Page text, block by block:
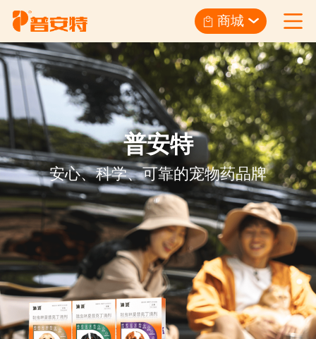
商城
普安特
安心、科学、可靠的宠物药品牌